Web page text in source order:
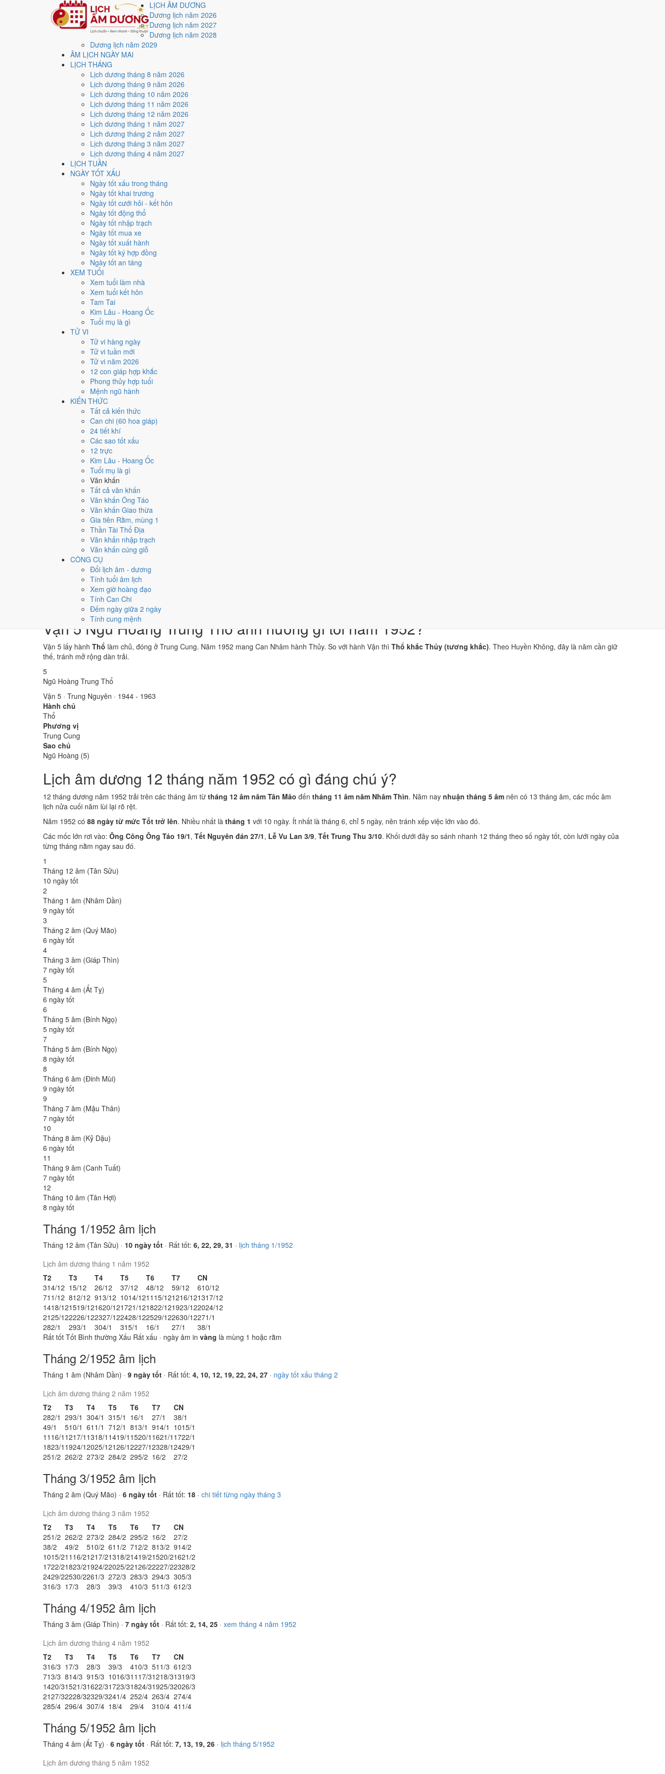
LỊCH ÂM DƯƠNG
Dương lịch năm 2026
Dương lịch năm 2027
Dương lịch năm 2028
Dương lịch năm 2029
ÂM LỊCH NGÀY MAI
LỊCH THÁNG
Lịch dương tháng 8 năm 2026
Lịch dương tháng 9 năm 2026
Lịch dương tháng 10 năm 2026
Lịch dương tháng 11 năm 2026
Lịch dương tháng 12 năm 2026
Lịch dương tháng 1 năm 2027
Lịch dương tháng 2 năm 2027
Lịch dương tháng 3 năm 2027
Lịch dương tháng 4 năm 2027
LỊCH TUẦN
NGÀY TỐT XẤU
Ngày tốt xấu trong tháng
Ngày tốt khai trương
Ngày tốt cưới hỏi - kết hôn
Ngày tốt động thổ
Ngày tốt nhập trạch
Ngày tốt mua xe
Ngày tốt xuất hành
Ngày tốt ký hợp đồng
Ngày tốt an táng
XEM TUỔI
Xem tuổi làm nhà
Xem tuổi kết hôn
Tam Tai
Kim Lâu - Hoang Ốc
Tuổi mụ là gì
TỬ VI
Tử vi hàng ngày
Tử vi tuần mới
Tử vi năm 2026
12 con giáp hợp khắc
Phong thủy hợp tuổi
Mệnh ngũ hành
KIẾN THỨC
Tất cả kiến thức
Can chi (60 hoa giáp)
24 tiết khí
Các sao tốt xấu
12 trực
Kim Lâu - Hoang Ốc
Tuổi mụ là gì
Văn khấn
Tất cả văn khấn
Văn khấn Ông Táo
Văn khấn Giao thừa
Gia tiên Rằm, mùng 1
Thần Tài Thổ Địa
Văn khấn nhập trạch
Văn khấn cúng giỗ
CÔNG CỤ
Đổi lịch âm - dương
Tính tuổi âm lịch
Xem giờ hoàng đạo
Tính Can Chi
Đếm ngày giữa 2 ngày
Tính cung mệnh
Trang chủ
Lịch năm 1952
Lịch âm dương năm 1952 - Nhâm Thìn · Ngũ Hoàng Trung Thổ
Nguyễn Minh An·Cập nhật: 30/07/2026
1952 (Nhâm Thìn), Tết Nguyên đán vào
Nhâm Thìn 1952có Thiên Can Nhâm hành Thủy, Địa Chi Thìn hành Thổ. Nạp Âm là
khí của cả năm.
88 ngày đạt mức Tốt trở lên, dồn nhiều nhất vào
Tết Nguyên đán rơi vào 27/1/1952
giải đầu năm.
Ngày tốt trở lên
Ngày bình thường
Năm 1952 là năm con gì, mệnh gì?
Năm 1952 là nămNhâm Thìn , Nạp Âm
tính cặp can chi này nằm ở bàican chi Nhâm Thìn
Nhâm Thìn (Thủy × Thổ)
Trường Lưu Thủy
Ngũ Hoàng Trung Thổ
Bảng phân tích Can Chi năm Nhâm Thìn
Chi tiết
Thiên Can (Nhâm)
ThủyDương
Địa Chi (Thìn)
ThổDương · Con Thìn
· Trường Lưu Thủy
Thổ Thìn (chính cung)
Màu hợp năm
Đen/Xanh dương
Hoàng Đạo / Hắc Đạo180/186ngày
Luận giải ngũ hành, Thái Tuế và màu hợp ở trên là quan niệm dân gian. Nguồn tham chiếu:
không phải kết luận khoa học.
Vận 5 Ngũ Hoàng Trung Thổ ảnh hưởng gì tới năm 1952?
Vận 5 lấy hành Thổ làm chủ, đóng ở Trung Cung. Năm 1952 mang Can Nhâm hành Thủy. So với hành Vận thì Thổ khắc Thủy (tương khắc). Theo Huyền Không, đây là năm cần giữ
thế, tránh mở rộng dàn trải.
5
Ngũ Hoàng Trung Thổ
Vận 5 · Trung Nguyên · 1944 - 1963
Hành chủ
Thổ
Phương vị
Trung Cung
Sao chủ
Ngũ Hoàng (5)
Lịch âm dương 12 tháng năm 1952 có gì đáng chú ý?
12 tháng dương năm 1952 trải trên các tháng âm từ tháng 12 âm năm Tân Mão đến tháng 11 âm năm Nhâm Thìn. Năm nay nhuận tháng 5 âm nên có 13 tháng âm, các mốc âm
lịch nửa cuối năm lùi lại rõ rệt.
Năm 1952 có 88 ngày từ mức Tốt trở lên. Nhiều nhất là tháng 1 với 10 ngày. Ít nhất là tháng 6, chỉ 5 ngày, nên tránh xếp việc lớn vào đó.
Các mốc lớn rơi vào: Ông Công Ông Táo 19/1, Tết Nguyên đán 27/1, Lễ Vu Lan 3/9, Tết Trung Thu 3/10. Khối dưới đây so sánh nhanh 12 tháng theo số ngày tốt, còn lưới ngày của
từng tháng nằm ngay sau đó.
1
Tháng 12 âm (Tân Sửu)
10 ngày tốt
2
Tháng 1 âm (Nhâm Dần)
9 ngày tốt
3
Tháng 2 âm (Quý Mão)
6 ngày tốt
4
Tháng 3 âm (Giáp Thìn)
7 ngày tốt
5
Tháng 4 âm (Ất Tỵ)
6 ngày tốt
6
Tháng 5 âm (Bính Ngọ)
5 ngày tốt
7
Tháng 5 âm (Bính Ngọ)
8 ngày tốt
8
Tháng 6 âm (Đinh Mùi)
9 ngày tốt
9
Tháng 7 âm (Mậu Thân)
7 ngày tốt
10
Tháng 8 âm (Kỷ Dậu)
6 ngày tốt
11
Tháng 9 âm (Canh Tuất)
7 ngày tốt
12
Tháng 10 âm (Tân Hợi)
8 ngày tốt
Tháng 1/1952 âm lịch
Tháng 12 âm (Tân Sửu) · 10 ngày tốt · Rất tốt: 6, 22, 29, 31 · lịch tháng 1/1952
Lịch âm dương tháng 1 năm 1952
T2
T3 T4 T5 T6 T7
CN
314/12 15/12 26/12 37/12 48/12 59/12 610/12
711/12 812/12 913/12 1014/1211 15/121216/121317/12
1418/121519/121620/121721/121822/121923/122024/12
2125/122226/122327/122428/122529/122630/12271/1
282/1 293/1 304/1 315/1 16/1 27/1 38/1
Rất tốt Tốt Bình thường Xấu Rất xấu · ngày âm in vàng là mùng 1 hoặc rằm
Tháng 2/1952 âm lịch
Tháng 1 âm (Nhâm Dần) · 9 ngày tốt · Rất tốt: 4, 10, 12, 19, 22, 24, 27 · ngày tốt xấu tháng 2
Lịch âm dương tháng 2 năm 1952
T2
T3 T4 T5 T6 T7
CN
282/1 293/1 304/1 315/1 16/1 27/1 38/1
49/1 510/1 611/1 712/1 813/1 914/1 1015/1
11 16/1 1217/1 1318/1 1419/1 1520/1 1621/1 1722/1
1823/1 1924/12025/12126/12227/12328/12429/1
251/2 262/2 273/2 284/2 295/2 16/2 27/2
Tháng 3/1952 âm lịch
Tháng 2 âm (Quý Mão) · 6 ngày tốt · Rất tốt: 18 · chi tiết từng ngày tháng 3
Lịch âm dương tháng 3 năm 1952
T2
T3 T4 T5 T6 T7
CN
251/2 262/2 273/2 284/2 295/2 16/2 27/2
38/2 49/2 510/2 611/2 712/2 813/2 914/2
1015/211 16/21217/21318/21419/21520/21621/2
1722/21823/21924/22025/22126/22227/22328/2
2429/22530/2261/3 272/3 283/3 294/3 305/3
316/3 17/3 28/3 39/3 410/3 511/3 612/3
Tháng 4/1952 âm lịch
Tháng 3 âm (Giáp Thìn) · 7 ngày tốt · Rất tốt: 2, 14, 25 · xem tháng 4 năm 1952
Lịch âm dương tháng 4 năm 1952
T2
T3 T4 T5 T6 T7
CN
316/3 17/3 28/3 39/3 410/3 511/3 612/3
713/3 814/3 915/3 1016/311 17/31218/31319/3
1420/31521/31622/31723/31824/31925/32026/3
2127/32228/32329/3241/4 252/4 263/4 274/4
285/4 296/4 307/4 18/4 29/4 310/4 411/4
Tháng 5/1952 âm lịch
Tháng 4 âm (Ất Tỵ) · 6 ngày tốt · Rất tốt: 7, 13, 19, 26 · lịch tháng 5/1952
Lịch âm dương tháng 5 năm 1952